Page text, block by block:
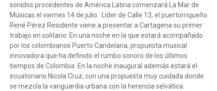
sonidos procedentes de América Latina comenzará La Mar de
Músicas el viernes 14 de julio. Líder de Calle 13, el puertorriqueño
René Pérez Residente viene a presentar a Cartagena su primer
trabajo en solitario. En una noche en la que estará acompañado
por los colombianos Puerto Candelaria, propuesta musical
innovadora que ha definido el rumbo sonoro de los últimos
tiempos de Colombia. En la noche inaugural además estará el
ecuatoriano Nicola Cruz, con una propuesta muy cuidada donde
se mezcla la vanguardia urbana con la herencia selvática.